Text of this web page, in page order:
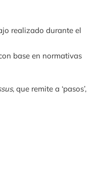
realizado durante el
base en normativas
, que remite a ‘pasos’,